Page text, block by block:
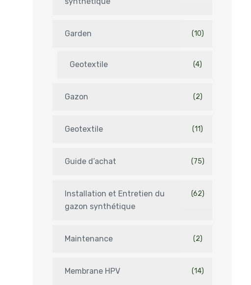
Garden (10)
Geotextile (4)
Gazon (2)
Geotextile (11)
Guide d’achat (75)
Installation et Entretien du
gazon synthétique
(62)
Maintenance (2)
Membrane HPV (14)